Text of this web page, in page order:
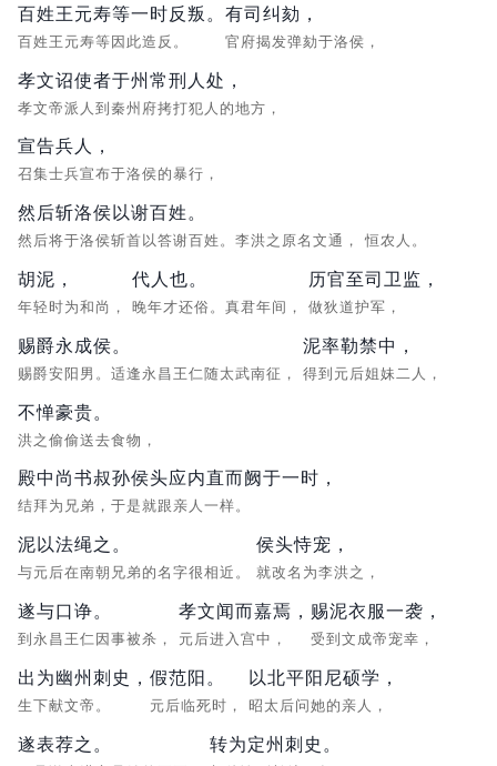
百姓王元寿等一时反叛。
百姓王元寿等因此造反。
有司纠劾，
官府揭发弹劾于洛侯，
孝文诏使者于州常刑人处，
孝文帝派人到秦州府拷打犯人的地方，
宣告兵人，
召集士兵宣布于洛侯的暴行，
然后斩洛侯以谢百姓。
然后将于洛侯斩首以答谢百姓。李洪之原名文通， 恒农人。
胡泥，
年轻时为和尚，
代人也。
晚年才还俗。真君年间，
历官至司卫监，
做狄道护军，
赐爵永成侯。
赐爵安阳男。适逢永昌王仁随太武南征，
泥率勒禁中，
得到元后姐妹二人，
不惮豪贵。
洪之偷偷送去食物，
殿中尚书叔孙侯头应内直而阙于一时，
结拜为兄弟，于是就跟亲人一样。
泥以法绳之。
与元后在南朝兄弟的名字很相近。
侯头恃宠，
就改名为李洪之，
遂与口诤。
到永昌王仁因事被杀，
孝文闻而嘉焉，
元后进入宫中，
赐泥衣服一袭，
受到文成帝宠幸，
出为幽州刺史，
生下献文帝。
假范阳。
元后临死时，
以北平阳尼硕学，
昭太后问她的亲人，
遂表荐之。 转为定州刺史。